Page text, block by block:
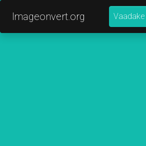
Imageonvert.org